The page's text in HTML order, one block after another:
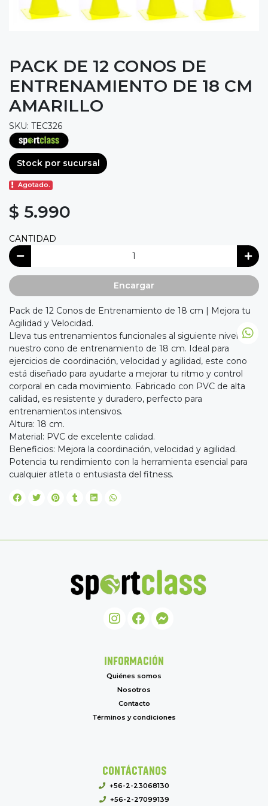
PACK DE 12 CONOS DE
ENTRENAMIENTO DE 18 CM
AMARILLO
SKU: TEC326
Stock por sucursal
Agotado.
$ 5.990
CANTIDAD
Encargar
Pack de 12 Conos de Entrenamiento de 18 cm | Mejora tu
Agilidad y Velocidad.
Lleva tus entrenamientos funcionales al siguiente nivel con
nuestro cono de entrenamiento de 18 cm. Ideal para
ejercicios de coordinación, velocidad y agilidad, este cono
está diseñado para ayudarte a mejorar tu ritmo y control
corporal en cada movimiento. Fabricado con PVC de alta
calidad, es resistente y duradero, perfecto para
entrenamientos intensivos.
Altura: 18 cm.
Material: PVC de excelente calidad.
Beneficios: Mejora la coordinación, velocidad y agilidad.
Potencia tu rendimiento con la herramienta esencial para
cualquier atleta o entusiasta del fitness.
INFORMACIÓN
Quiénes somos
Nosotros
Contacto
Términos y condiciones
CONTÁCTANOS
+56-2-23068130
+56-2-27099139